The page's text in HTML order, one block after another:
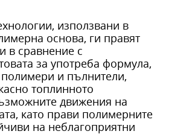
използвани в
основа, ги правят
в сравнение с
за употреба формула,
и пълнители,
топлинното
движения на
като прави полимерните
на неблагоприятни